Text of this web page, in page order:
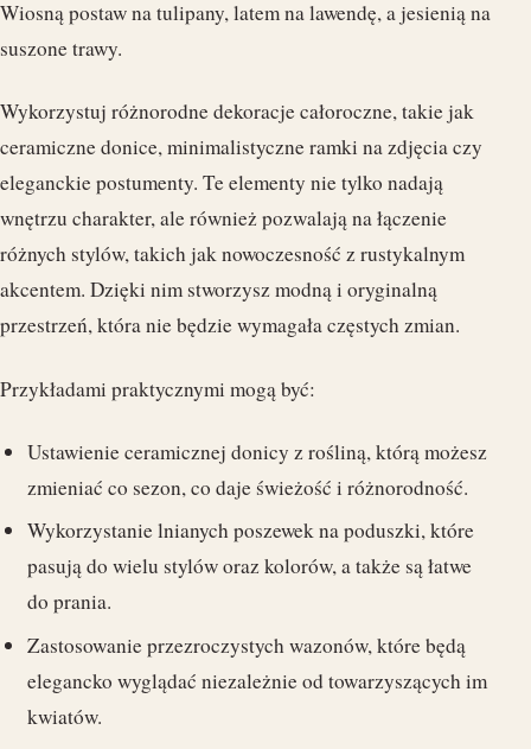
Wiosną postaw na tulipany, latem na lawendę, a jesienią na
suszone trawy.
Wykorzystuj różnorodne dekoracje całoroczne, takie jak
ceramiczne donice, minimalistyczne ramki na zdjęcia czy
eleganckie postumenty. Te elementy nie tylko nadają
wnętrzu charakter, ale również pozwalają na łączenie
różnych stylów, takich jak nowoczesność z rustykalnym
akcentem. Dzięki nim stworzysz modną i oryginalną
przestrzeń, która nie będzie wymagała częstych zmian.
Przykładami praktycznymi mogą być:
Ustawienie ceramicznej donicy z rośliną, którą możesz
zmieniać co sezon, co daje świeżość i różnorodność.
Wykorzystanie lnianych poszewek na poduszki, które
pasują do wielu stylów oraz kolorów, a także są łatwe
do prania.
Zastosowanie przezroczystych wazonów, które będą
elegancko wyglądać niezależnie od towarzyszących im
kwiatów.